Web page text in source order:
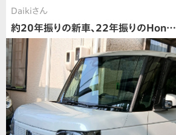
Daikiさん
約20年振りの新車、22年振りのHon…